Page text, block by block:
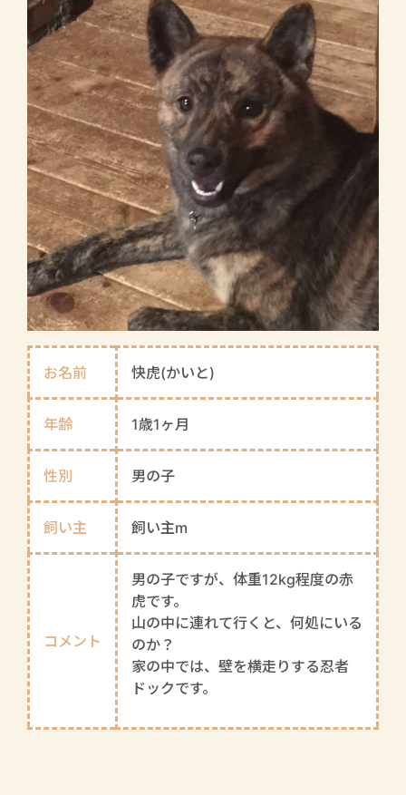
お名前 快虎(かいと)
年齢 1歳1ヶ月
性別 男の子
飼い主 飼い主m
コメント
男の子ですが、体重12kg程度の赤
虎です。
山の中に連れて行くと、何処にいる
のか？
家の中では、壁を横走りする忍者
ドックです。